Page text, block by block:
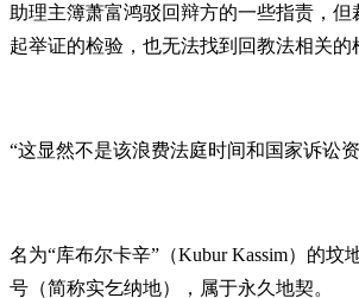
助理主簿萧富鸿驳回辩方的一些指责，但
起举证的检验，也无法找到回教法相关的
“这显然不是该浪费法庭时间和国家诉讼
名为“库布尔卡辛”（Kubur Kassim）的坟
号（简称实乞纳地），属于永久地契。